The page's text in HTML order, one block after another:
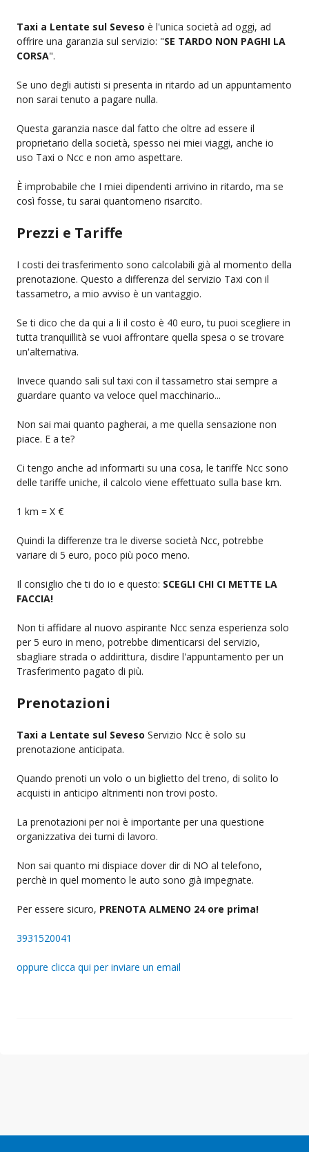
Taxi a Lentate sul Seveso è l'unica società ad oggi, ad
offrire una garanzia sul servizio: "SE TARDO NON PAGHI LA
CORSA".
Se uno degli autisti si presenta in ritardo ad un appuntamento
non sarai tenuto a pagare nulla.
Questa garanzia nasce dal fatto che oltre ad essere il
proprietario della società, spesso nei miei viaggi, anche io
uso Taxi o Ncc e non amo aspettare.
È improbabile che I miei dipendenti arrivino in ritardo, ma se
così fosse, tu sarai quantomeno risarcito.
Prezzi e Tariffe
I costi dei trasferimento sono calcolabili già al momento della
prenotazione. Questo a differenza del servizio Taxi con il
tassametro, a mio avviso è un vantaggio.
Se ti dico che da qui a li il costo è 40 euro, tu puoi scegliere in
tutta tranquillità se vuoi affrontare quella spesa o se trovare
un'alternativa.
Invece quando sali sul taxi con il tassametro stai sempre a
guardare quanto va veloce quel macchinario...
Non sai mai quanto pagherai, a me quella sensazione non
piace. E a te?
Ci tengo anche ad informarti su una cosa, le tariffe Ncc sono
delle tariffe uniche, il calcolo viene effettuato sulla base km.
1 km = X €
Quindi la differenze tra le diverse società Ncc, potrebbe
variare di 5 euro, poco più poco meno.
Il consiglio che ti do io e questo: SCEGLI CHI CI METTE LA
FACCIA!
Non ti affidare al nuovo aspirante Ncc senza esperienza solo
per 5 euro in meno, potrebbe dimenticarsi del servizio,
sbagliare strada o addirittura, disdire l'appuntamento per un
Trasferimento pagato di più.
Prenotazioni
Taxi a Lentate sul Seveso Servizio Ncc è solo su
prenotazione anticipata.
Quando prenoti un volo o un biglietto del treno, di solito lo
acquisti in anticipo altrimenti non trovi posto.
La prenotazioni per noi è importante per una questione
organizzativa dei turni di lavoro.
Non sai quanto mi dispiace dover dir di NO al telefono,
perchè in quel momento le auto sono già impegnate.
Per essere sicuro, PRENOTA ALMENO 24 ore prima!
3931520041
oppure clicca qui per inviare un email